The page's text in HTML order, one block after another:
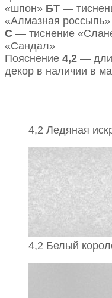
«шпон» БТ —
«Алмазная
С — тиснение
«Сандал»
Пояснение 4,2 —
декор в наличии в
4,2 Ледяная
4,2 Белый